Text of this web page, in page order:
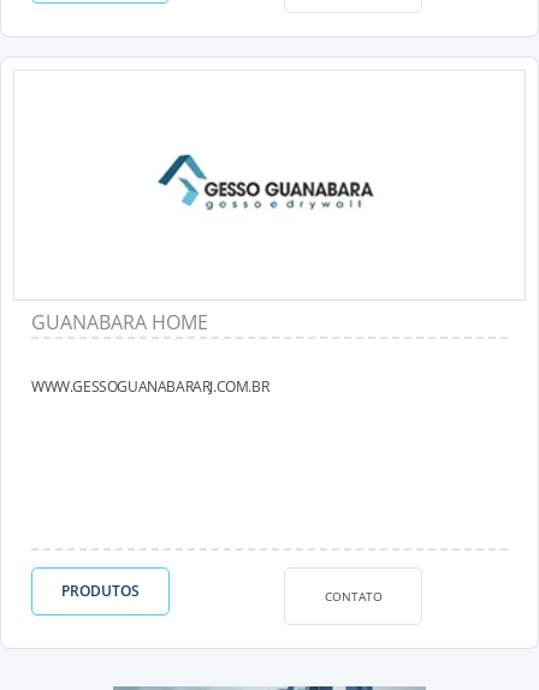
GUANABARA HOME
WWW.GESSOGUANABARARJ.COM.BR
PRODUTOS CONTATO